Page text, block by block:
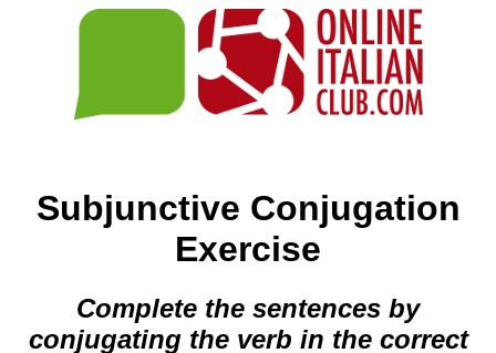
Subjunctive Conjugation
Exercise
Complete the sentences by
conjugating the verb in the correct